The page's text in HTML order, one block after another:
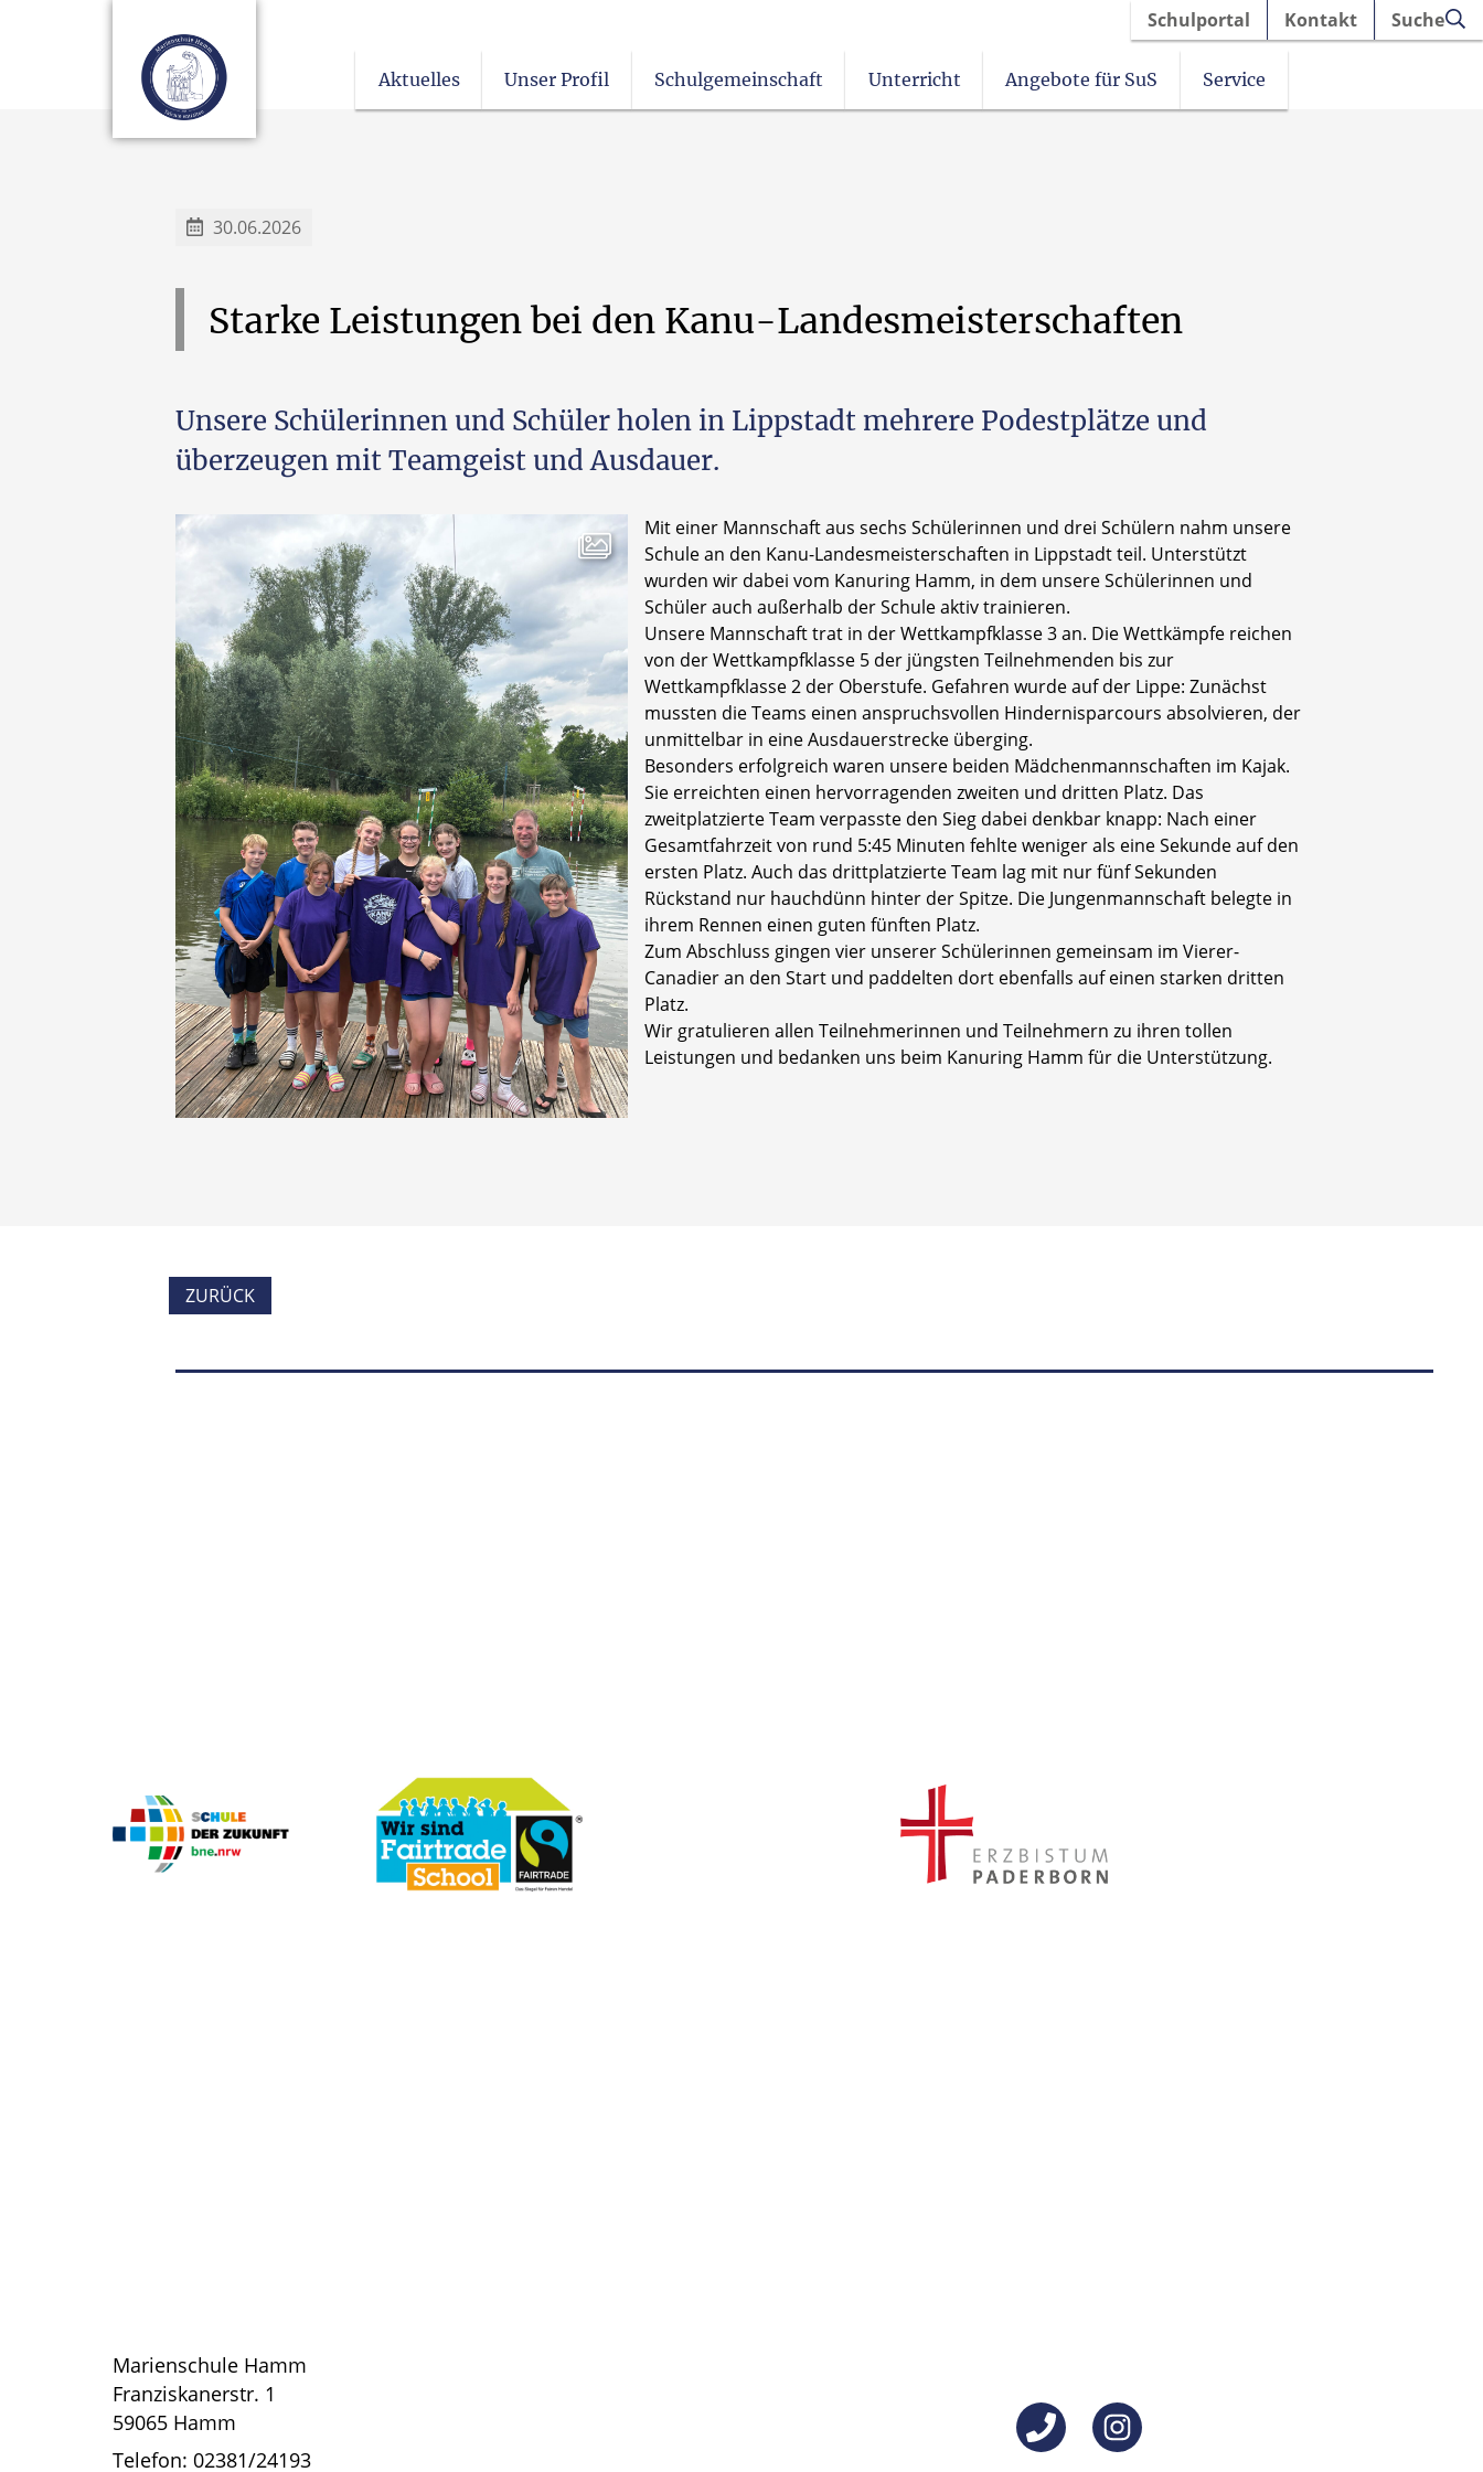
Aktuelles Unser Profil Schulgemeinschaft Unterricht Angebote für SuS Service
Schulportal Kontakt Suche
30.06.2026
Starke Leistungen bei den Kanu-Landesmeisterschaften
Unsere Schülerinnen und Schüler holen in Lippstadt mehrere Podestplätze und
überzeugen mit Teamgeist und Ausdauer.
Mit einer Mannschaft aus sechs Schülerinnen und drei Schülern nahm unsere
Schule an den Kanu-Landesmeisterschaften in Lippstadt teil. Unterstützt
wurden wir dabei vom Kanuring Hamm, in dem unsere Schülerinnen und
Schüler auch außerhalb der Schule aktiv trainieren.
Unsere Mannschaft trat in der Wettkampfklasse 3 an. Die Wettkämpfe reichen
von der Wettkampfklasse 5 der jüngsten Teilnehmenden bis zur
Wettkampfklasse 2 der Oberstufe. Gefahren wurde auf der Lippe: Zunächst
mussten die Teams einen anspruchsvollen Hindernisparcours absolvieren, der
unmittelbar in eine Ausdauerstrecke überging.
Besonders erfolgreich waren unsere beiden Mädchenmannschaften im Kajak.
Sie erreichten einen hervorragenden zweiten und dritten Platz. Das
zweitplatzierte Team verpasste den Sieg dabei denkbar knapp: Nach einer
Gesamtfahrzeit von rund 5:45 Minuten fehlte weniger als eine Sekunde auf den
ersten Platz. Auch das drittplatzierte Team lag mit nur fünf Sekunden
Rückstand nur hauchdünn hinter der Spitze. Die Jungenmannschaft belegte in
ihrem Rennen einen guten fünften Platz.
Zum Abschluss gingen vier unserer Schülerinnen gemeinsam im Vierer-
Canadier an den Start und paddelten dort ebenfalls auf einen starken dritten
Platz.
Wir gratulieren allen Teilnehmerinnen und Teilnehmern zu ihren tollen
Leistungen und bedanken uns beim Kanuring Hamm für die Unterstützung.
ZURÜCK
Marienschule Hamm
Franziskanerstr. 1
59065 Hamm
Telefon: 02381/24193